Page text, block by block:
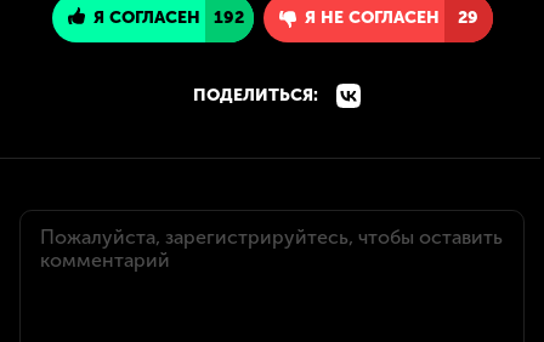
Я СОГЛАСЕН 192 Я НЕ СОГЛАСЕН 29
ПОДЕЛИТЬСЯ: